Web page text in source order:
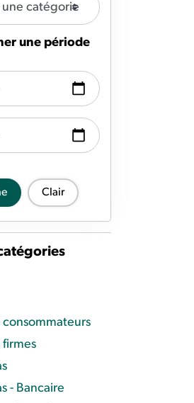
une période
de fil d'actualité Date de
de flux d'actualités Date à
Clair
consommateurs
firmes
- Bancaire